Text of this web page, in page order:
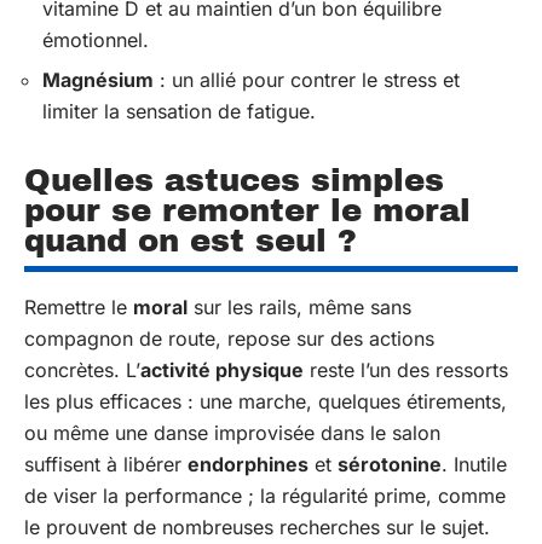
vitamine D et au maintien d’un bon équilibre
émotionnel.
Magnésium : un allié pour contrer le stress et
limiter la sensation de fatigue.
Quelles astuces simples
pour se remonter le moral
quand on est seul ?
Remettre le moral sur les rails, même sans
compagnon de route, repose sur des actions
concrètes. L’activité physique reste l’un des ressorts
les plus efficaces : une marche, quelques étirements,
ou même une danse improvisée dans le salon
suffisent à libérer endorphines et sérotonine. Inutile
de viser la performance ; la régularité prime, comme
le prouvent de nombreuses recherches sur le sujet.